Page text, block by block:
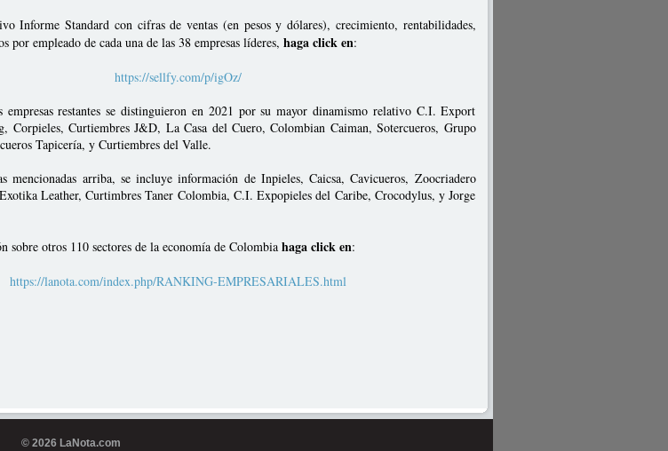
Informe Standard con cifras de ventas (en pesos y dólares), crecimiento, rentabilidades,
por empleado de cada una de las 38 empresas líderes, haga click en:
https://sellfy.com/p/igOz/
restantes se distinguieron en 2021 por su mayor dinamismo relativo C.I. Export
Corpieles, Curtiembres J&D, La Casa del Cuero, Colombian Caiman, Sotercueros, Grupo
Tapicería, y Curtiembres del Valle.
mencionadas arriba, se incluye información de Inpieles, Caicsa, Cavicueros, Zoocriadero
Leather, Curtimbres Taner Colombia, C.I. Expopieles del Caribe, Crocodylus, y Jorge
sobre otros 110 sectores de la economía de Colombia haga click en:
https://lanota.com/index.php/RANKING-EMPRESARIALES.html
© 2026 LaNota.com